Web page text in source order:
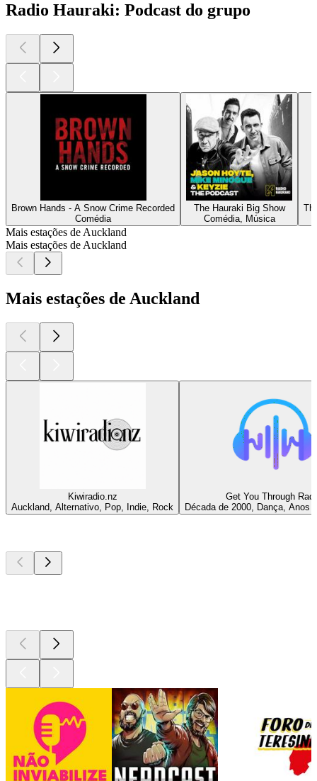
Radio Hauraki: Podcast do grupo
Brown Hands - A Snow Crime Recorded
Comédia
The Hauraki Big Show
Comédia, Música
Mais estações de Auckland
Mais estações de Auckland
Mais estações de Auckland
Kiwiradio.nz
Auckland, Alternativo, Pop, Indie, Rock
Get You Through
Década de 2000, Dança, Anos